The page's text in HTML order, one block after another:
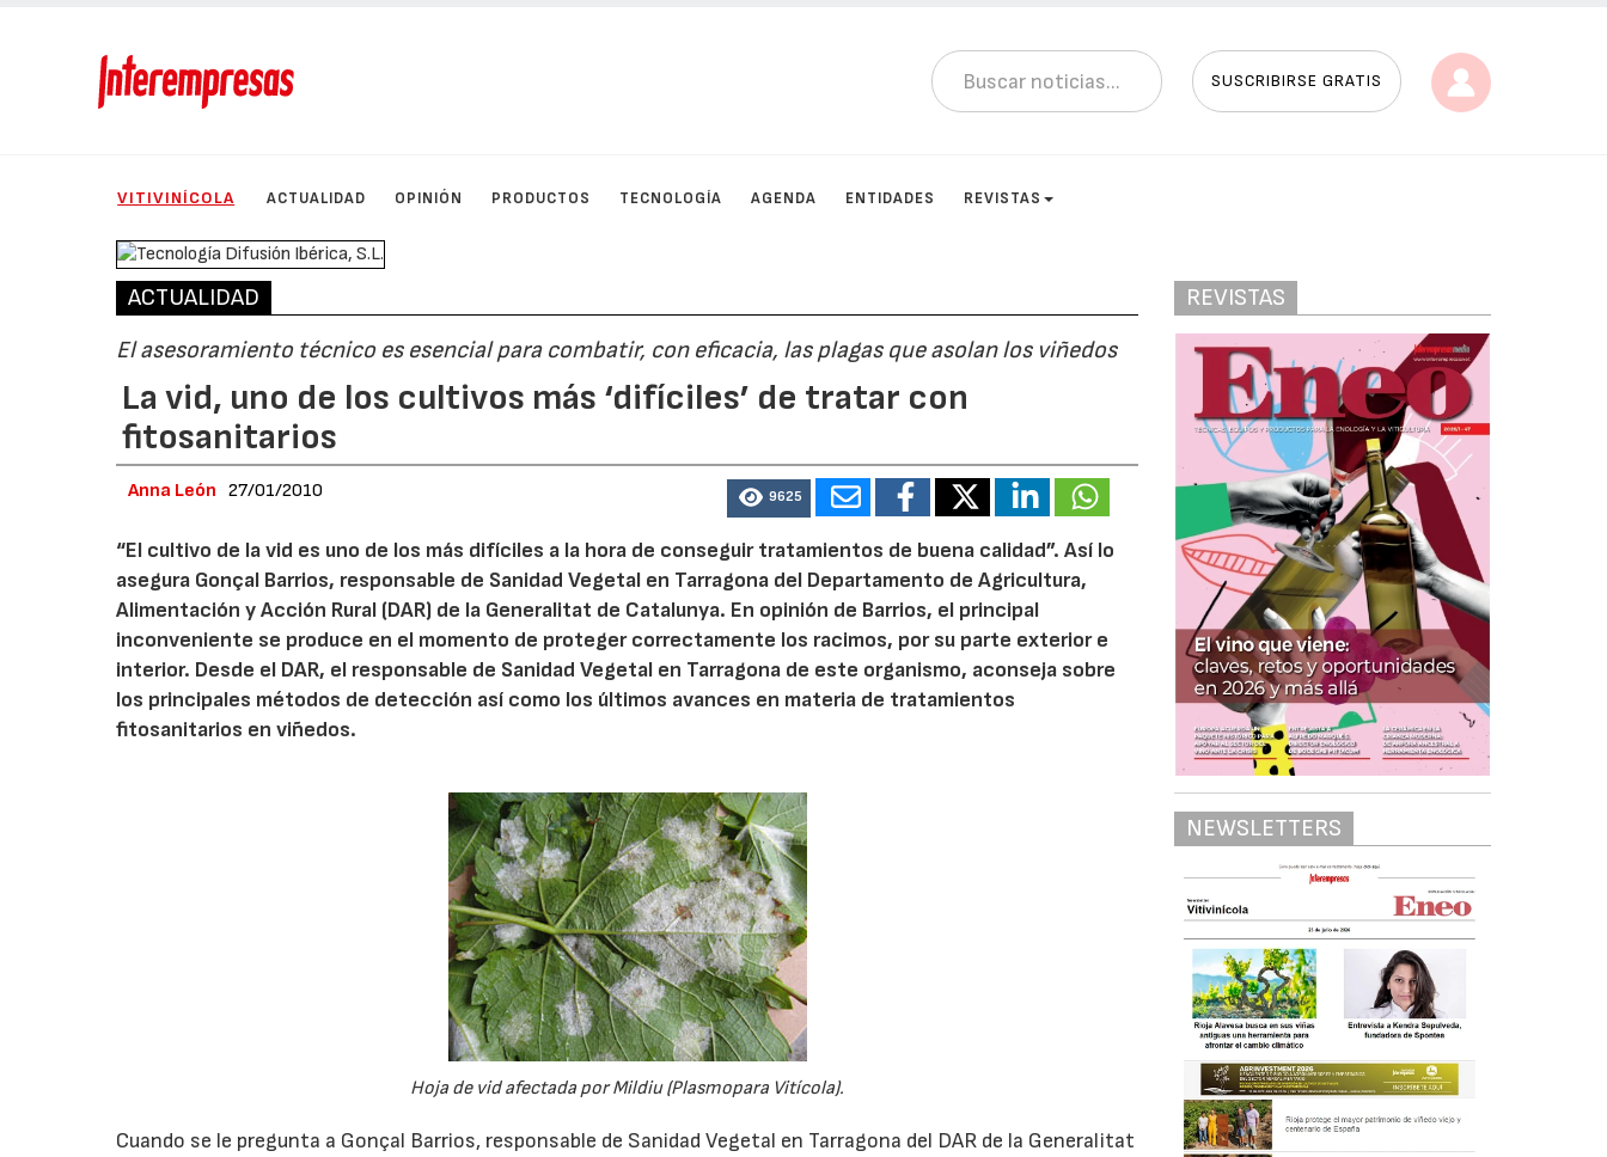
SUSCRIBIRSE GRATIS
VITIVINÍCOLA ACTUALIDAD OPINIÓN PRODUCTOS TECNOLOGÍA AGENDA ENTIDADES REVISTAS
ACTUALIDAD
El asesoramiento técnico es esencial para combatir, con eficacia, las plagas que asolan los viñedos
La vid, uno de los cultivos más ‘difíciles’ de tratar con
fitosanitarios
Anna León 27/01/2010 9625
“El cultivo de la vid es uno de los más difíciles a la hora de conseguir tratamientos de buena calidad”. Así lo
asegura Gonçal Barrios, responsable de Sanidad Vegetal en Tarragona del Departamento de Agricultura,
Alimentación y Acción Rural (DAR) de la Generalitat de Catalunya. En opinión de Barrios, el principal
inconveniente se produce en el momento de proteger correctamente los racimos, por su parte exterior e
interior. Desde el DAR, el responsable de Sanidad Vegetal en Tarragona de este organismo, aconseja sobre
los principales métodos de detección así como los últimos avances en materia de tratamientos
fitosanitarios en viñedos.
Hoja de vid afectada por Mildiu (Plasmopara Vitícola).
Cuando se le pregunta a Gonçal Barrios, responsable de Sanidad Vegetal en Tarragona del DAR de la Generalitat
REVISTAS
NEWSLETTERS